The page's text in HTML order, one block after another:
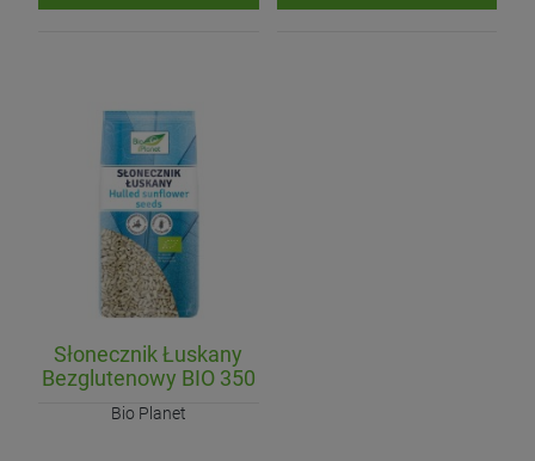
Słonecznik Łuskany
Bezglutenowy BIO 350
g
Bio Planet